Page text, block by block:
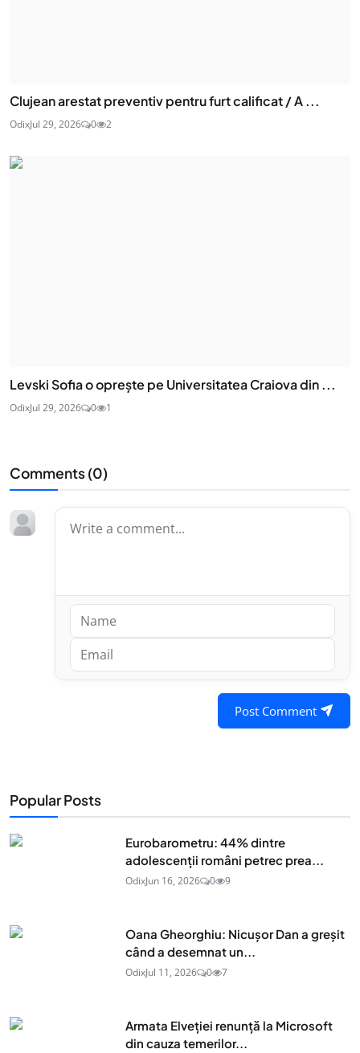
Clujean arestat preventiv pentru furt calificat / A ...
OdixJul 29, 2026 0 2
Levski Sofia o oprește pe Universitatea Craiova din ...
OdixJul 29, 2026 0 1
Comments (0)
Post Comment
Popular Posts
Eurobarometru: 44% dintre
adolescenţii români petrec prea...
OdixJun 16, 2026 0 9
Oana Gheorghiu: Nicușor Dan a greșit
când a desemnat un...
OdixJul 11, 2026 0 7
Armata Elveției renunță la Microsoft
din cauza temerilor...